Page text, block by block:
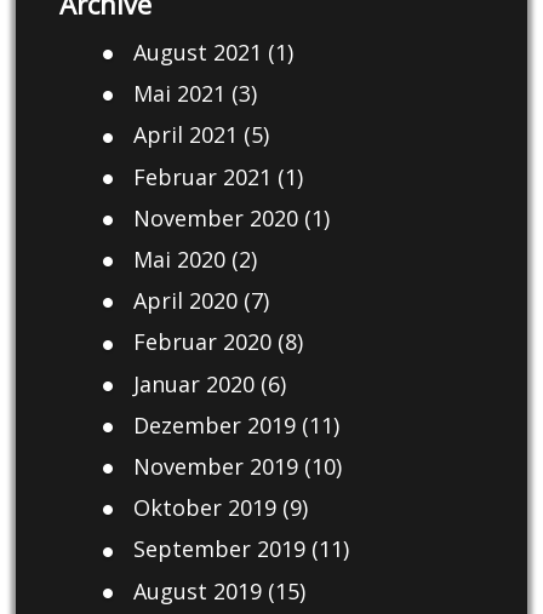
August 2021 (1)
Mai 2021 (3)
April 2021 (5)
Februar 2021 (1)
November 2020(1)
Mai 2020(2)
April 2020(7)
Februar 2020(8)
Januar 2020(6)
Dezember 2019(11)
November 2019(10)
Oktober 2019(9)
September 2019(11)
August 2019(15)